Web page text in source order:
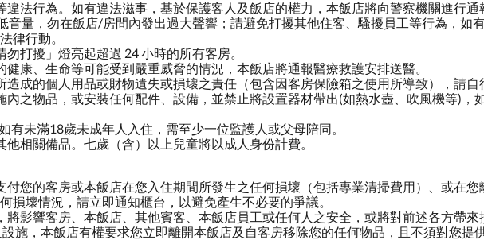
法行為。如有違法滋事，基於保護客人及飯店的權力，本飯店將向警察機關進行通
音量，勿在飯店/房間內發出過大聲響；請避免打擾其他住客、騷擾員工等行為，如
律行動。
打擾」燈亮起超過 24 小時的所有客房。
康、生命等可能受到嚴重威脅的情況，本飯店將通報醫療救護安排送醫。
成的個人用品或財物遺失或損壞之責任（包含因客房保險箱之使用所導致），請自
之物品，或安裝任何配件、設備，並禁止將設置器材帶出(如熱水壺、吹風機等)，
有未滿18歲未成年人入住，需至少一位監護人或父母陪同。
相關備品。七歲（含）以上兒童將以成人身份計費。
您的客房或本飯店在您入住期間所發生之任何損壞（包括專業清掃費用）、或在您
損壞情況，請立即通知櫃台，以避免產生不必要的爭議。
影響客房、本飯店、其他賓客、本飯店員工或任何人之安全，或將對前述各方帶來
施，本飯店有權要求您立即離開本飯店及自客房移除您的任何物品，且不須對您提